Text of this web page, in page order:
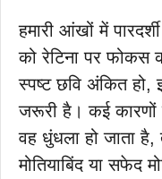
हमारी आंखों में
को रेटिना पर फोकस
स्पष्ट छवि अंकित हो,
जरूरी है। कई
वह धुंधला हो जाता
मोतियाबिंद या सफेद